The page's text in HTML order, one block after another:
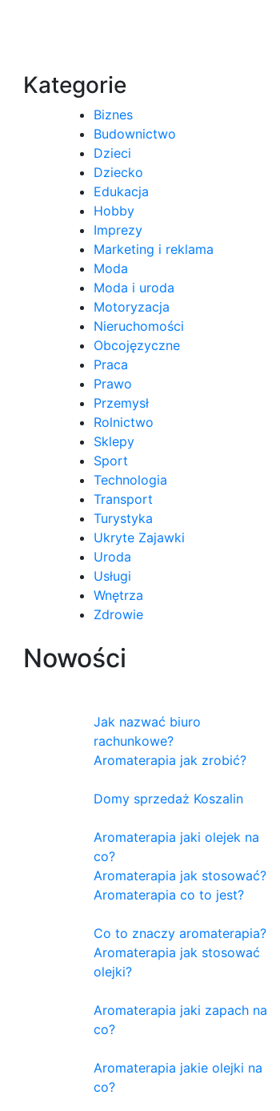
Kategorie
Biznes
Budownictwo
Dzieci
Dziecko
Edukacja
Hobby
Imprezy
Marketing i reklama
Moda
Moda i uroda
Motoryzacja
Nieruchomości
Obcojęzyczne
Praca
Prawo
Przemysł
Rolnictwo
Sklepy
Sport
Technologia
Transport
Turystyka
Ukryte Zajawki
Uroda
Usługi
Wnętrza
Zdrowie
Nowości
Jak nazwać biuro
rachunkowe?
Aromaterapia jak zrobić?
Domy sprzedaż Koszalin
Aromaterapia jaki olejek na
co?
Aromaterapia jak stosować?
Aromaterapia co to jest?
Co to znaczy aromaterapia?
Aromaterapia jak stosować
olejki?
Aromaterapia jaki zapach na
co?
Aromaterapia jakie olejki na
co?